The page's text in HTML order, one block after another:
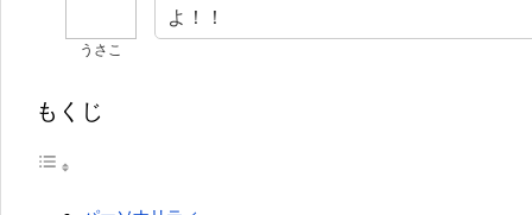
うさこ
よ！！
もくじ